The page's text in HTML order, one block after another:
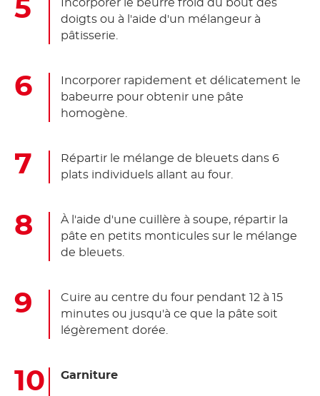
Incorporer le beurre froid du bout des
doigts ou à l'aide d'un mélangeur à
pâtisserie.
Incorporer rapidement et délicatement le
babeurre pour obtenir une pâte
homogène.
Répartir le mélange de bleuets dans 6
plats individuels allant au four.
À l'aide d'une cuillère à soupe, répartir la
pâte en petits monticules sur le mélange
de bleuets.
Cuire au centre du four pendant 12 à 15
minutes ou jusqu'à ce que la pâte soit
légèrement dorée.
Garniture